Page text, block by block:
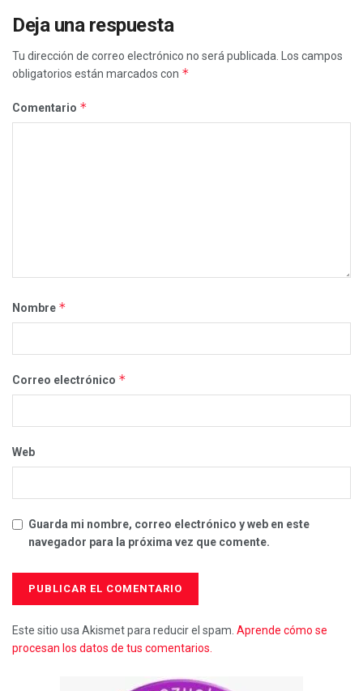
Deja una respuesta
Tu dirección de correo electrónico no será publicada.
Los campos
obligatorios están marcados con *
Comentario *
Nombre *
Correo electrónico *
Web
Guarda mi nombre, correo electrónico y web en este
navegador para la próxima vez que comente.
Este sitio usa Akismet para reducir el spam. Aprende cómo se
procesan los datos de tus comentarios.